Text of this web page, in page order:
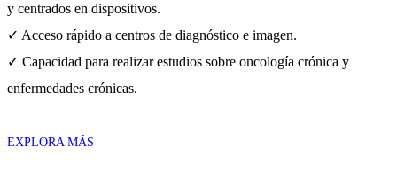
y centrados en dispositivos.
✓ Acceso rápido a centros de diagnóstico e imagen.
✓ Capacidad para realizar estudios sobre oncología crónica y
enfermedades crónicas.
EXPLORA MÁS